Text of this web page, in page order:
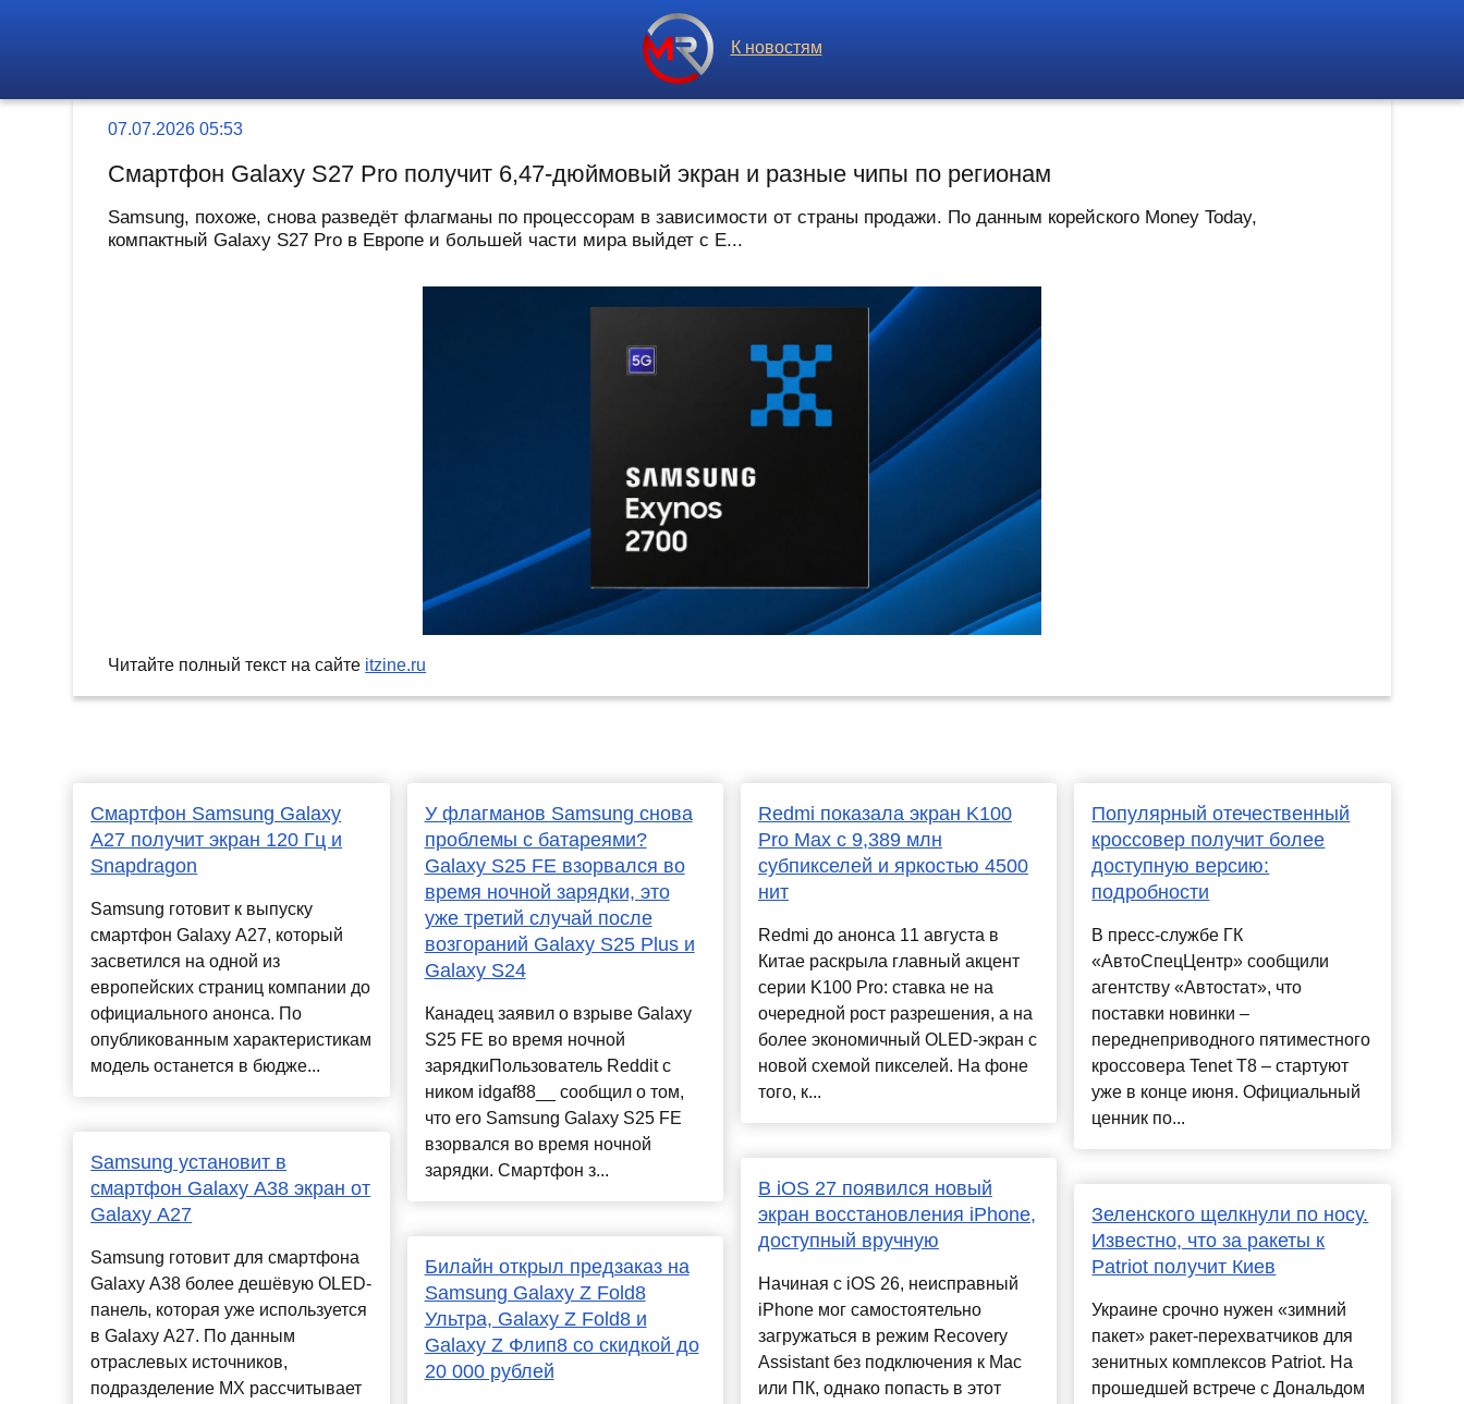
К новостям
07.07.2026 05:53
Смартфон Galaxy S27 Pro получит 6,47-дюймовый экран и разные чипы по регионам
Samsung, похоже, снова разведёт флагманы по процессорам в зависимости от страны продажи. По данным корейского Money Today,
компактный Galaxy S27 Pro в Европе и большей части мира выйдет с E...
Читайте полный текст на сайте itzine.ru
Смартфон Samsung Galaxy
A27 получит экран 120 Гц и
Snapdragon
Samsung готовит к выпуску
смартфон Galaxy A27, который
засветился на одной из
европейских страниц компании до
официального анонса. По
опубликованным характеристикам
модель останется в бюдже...
Samsung установит в
смартфон Galaxy A38 экран от
Galaxy A27
Samsung готовит для смартфона
Galaxy A38 более дешёвую OLED-
панель, которая уже используется
в Galaxy A27. По данным
отраслевых источников,
подразделение MX рассчитывает
У флагманов Samsung снова
проблемы с батареями?
Galaxy S25 FE взорвался во
время ночной зарядки, это
уже третий случай после
возгораний Galaxy S25 Plus и
Galaxy S24
Канадец заявил о взрыве Galaxy
S25 FE во время ночной
зарядкиПользователь Reddit с
ником idgaf88__ сообщил о том,
что его Samsung Galaxy S25 FE
взорвался во время ночной
зарядки. Смартфон з...
Билайн открыл предзаказ на
Samsung Galaxy Z Fold8
Ультра, Galaxy Z Fold8 и
Galaxy Z Флип8 со скидкой до
20 000 рублей
Redmi показала экран K100
Pro Max с 9,389 млн
субпикселей и яркостью 4500
нит
Redmi до анонса 11 августа в
Китае раскрыла главный акцент
серии K100 Pro: ставка не на
очередной рост разрешения, а на
более экономичный OLED-экран с
новой схемой пикселей. На фоне
того, к...
В iOS 27 появился новый
экран восстановления iPhone,
доступный вручную
Начиная с iOS 26, неисправный
iPhone мог самостоятельно
загружаться в режим Recovery
Assistant без подключения к Mac
или ПК, однако попасть в этот
Популярный отечественный
кроссовер получит более
доступную версию:
подробности
В пресс-службе ГК
«АвтоСпецЦентр» сообщили
агентству «Автостат», что
поставки новинки –
переднеприводного пятиместного
кроссовера Tenet T8 – стартуют
уже в конце июня. Официальный
ценник по...
Зеленского щелкнули по носу.
Известно, что за ракеты к
Patriot получит Киев
Украине срочно нужен «зимний
пакет» ракет-перехватчиков для
зенитных комплексов Patriot. На
прошедшей встрече с Дональдом